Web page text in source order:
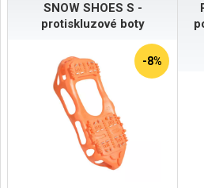
SNOW SHOES S -
protiskluzové boty
-8%